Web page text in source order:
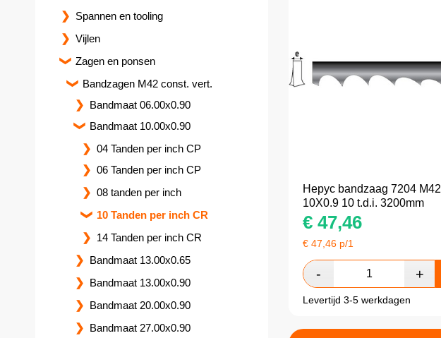
Hepyc bandzaag 7204 M42
10X0.9 10 t.d.i. 3200mm
€ 47,46
€ 47,46 p/1
Levertijd 3-5 werkdagen
Spannen en tooling
Vijlen
Zagen en ponsen
Bandzagen M42 const. vert.
Bandmaat 06.00x0.90
Bandmaat 10.00x0.90
04 Tanden per inch CP
06 Tanden per inch CP
08 tanden per inch
10 Tanden per inch CR
14 Tanden per inch CR
Bandmaat 13.00x0.65
Bandmaat 13.00x0.90
Bandmaat 20.00x0.90
Bandmaat 27.00x0.90